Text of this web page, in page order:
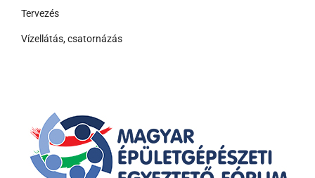
Tervezés
Vízellátás, csatornázás